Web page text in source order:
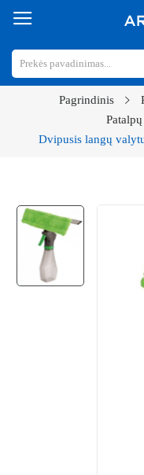
Pagrindinis
Dvipusis langų